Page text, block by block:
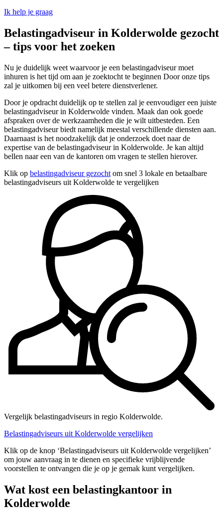
Ik help je graag
Belastingadviseur in Kolderwolde gezocht
– tips voor het zoeken
Nu je duidelijk weet waarvoor je een belastingadviseur moet
inhuren is het tijd om aan je zoektocht te beginnen Door onze tips
zal je uitkomen bij een veel betere dienstverlener.
Door je opdracht duidelijk op te stellen zal je eenvoudiger een juiste
belastingadviseur in Kolderwolde vinden. Maak dan ook goede
afspraken over de werkzaamheden die je wilt uitbesteden. Een
belastingadviseur biedt namelijk meestal verschillende diensten aan.
Daarnaast is het noodzakelijk dat je onderzoek doet naar de
expertise van de belastingadviseur in Kolderwolde. Je kan altijd
bellen naar een van de kantoren om vragen te stellen hierover.
Klik op belastingadviseur gezocht om snel 3 lokale en betaalbare
belastingadviseurs uit Kolderwolde te vergelijken
Vergelijk belastingadviseurs in regio Kolderwolde.
Belastingadviseurs uit Kolderwolde vergelijken
Klik op de knop ‘Belastingadviseurs uit Kolderwolde vergelijken’
om jouw aanvraag in te dienen en specifieke vrijblijvende
voorstellen te ontvangen die je op je gemak kunt vergelijken.
Wat kost een belastingkantoor in
Kolderwolde